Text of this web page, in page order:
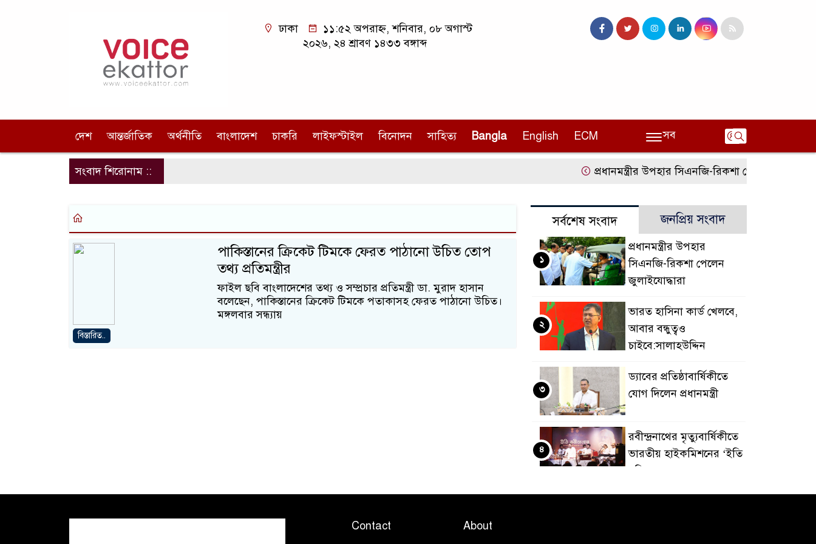
ঢাকা
১১:৫২ অপরাহ্ন, শনিবার, ০৮ অগাস্ট
২০২৬, ২৪ শ্রাবণ ১৪৩৩ বঙ্গাব্দ
দেশ আন্তর্জাতিক অর্থনীতি বাংলাদেশ চাকরি লাইফস্টাইল বিনোদন সাহিত্য Bangla English ECM সব
সংবাদ শিরোনাম :: প্রধানমন্ত্রীর উপহার সিএনজি-রিকশা পেলেন
পাকিস্তানের ক্রিকেট টিমকে ফেরত পাঠানো উচিত তোপ
তথ্য প্রতিমন্ত্রীর
ফাইল ছবি বাংলাদেশের তথ্য ও সম্প্রচার প্রতিমন্ত্রী ডা. মুরাদ হাসান
বলেছেন, পাকিস্তানের ক্রিকেট টিমকে পতাকাসহ ফেরত পাঠানো উচিত।
মঙ্গলবার সন্ধ্যায়
বিস্তারিত..
সর্বশেষ সংবাদ জনপ্রিয় সংবাদ
প্রধানমন্ত্রীর উপহার
সিএনজি-রিকশা পেলেন
জুলাইযোদ্ধারা
১
ভারত হাসিনা কার্ড খেলবে,
আবার বন্ধুত্বও
চাইবে:সালাহউদ্দিন
২
ড্যাবের প্রতিষ্ঠাবার্ষিকীতে
যোগ দিলেন প্রধানমন্ত্রী
৩
রবীন্দ্রনাথের মৃত্যুবার্ষিকীতে
ভারতীয় হাইকমিশনের ‘ইতি
রবিস্মরণে’
৪
Contact About